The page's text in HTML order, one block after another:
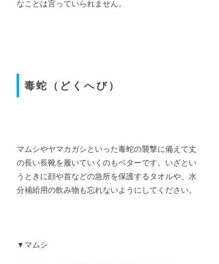
なことは言っていられません。
毒蛇（どくへび）
マムシやヤマカガシといった毒蛇の襲撃に備えて丈
の長い長靴を履いていくのもベターです。いざとい
うときに顔や首などの急所を保護するタオルや、水
分補給用の飲み物も忘れないようにしてください。
▼マムシ